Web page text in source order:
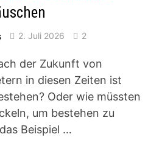
2. Juli 2026 2
der Zukunft von
in diesen Zeiten ist
Oder wie müssten
um bestehen zu
Beispiel …